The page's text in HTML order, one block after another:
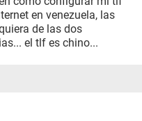
en venezuela, las
de las dos
el tlf es chino...